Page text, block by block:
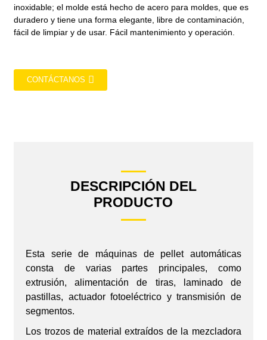
inoxidable; el molde está hecho de acero para moldes, que es
duradero y tiene una forma elegante, libre de contaminación,
fácil de limpiar y de usar. Fácil mantenimiento y operación.
CONTÁCTANOS
DESCRIPCIÓN DEL
PRODUCTO
Esta serie de máquinas de pellet automáticas
consta de varias partes principales, como
extrusión, alimentación de tiras, laminado de
pastillas, actuador fotoeléctrico y transmisión de
segmentos.
Los trozos de material extraídos de la mezcladora